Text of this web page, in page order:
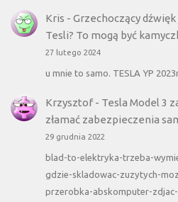
Kris - Grzechoczący
Tesli? To mogą być
27 lutego 2024
u mnie to samo. TESLA YP
Krzysztof- Tesla Model 3
złamać zabezpieczenia
29 grudnia 2022
blad-to-elektryka-trzeba-
gdzie-skladowac-zuzytych-
przerobka-abskomputer-